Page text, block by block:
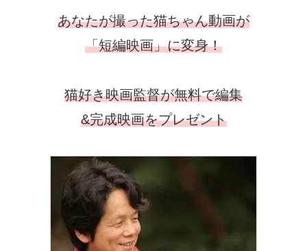
あなたが撮った猫ちゃん動画が
「短編映画」に変身！
猫好き映画監督が無料で編集
&完成映画をプレゼント